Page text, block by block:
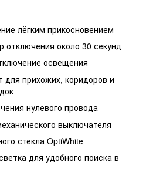
лёгким прикосновением
отключения около 30 секунд
освещения
для прихожих, коридоров и
нулевого провода
выключателя
стекла OptiWhite
для удобного поиска в